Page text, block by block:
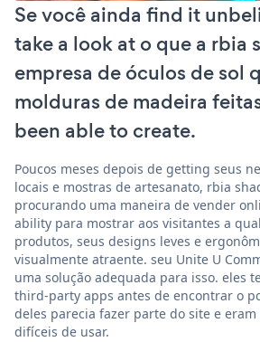
Se você ainda find it
take a look at o que a rbia
empresa de óculos de sol
molduras de madeira
been able to create.
Poucos meses depois de getting seus
locais e mostras de artesanato, rbia
procurando uma maneira de vender
ability para mostrar aos visitantes a
produtos, seus designs leves e
visualmente atraente. seu Unite U
uma solução adequada para isso. eles
third-party apps antes de encontrar o
deles parecia fazer parte do site e
difíceis de usar.